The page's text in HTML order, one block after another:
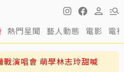
熱門星聞 藝人動態 電影 電
誤觸法遭警約談！公開露面